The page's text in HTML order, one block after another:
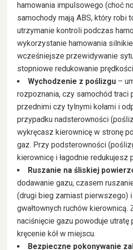
hamowania impulsowego (choć
samochody mają ABS, który robi
utrzymanie kontroli podczas
wykorzystanie hamowania
wcześniejsze przewidywanie
stopniowe redukowanie
Wychodzenie z poślizgu –
rozpoznania, czy samochód traci
przednimi czy tylnymi kołami i
przypadku nadsterowności
wykręcasz kierownicę w stronę
gaz. Przy podsterowności
kierownicę i łagodnie redukujesz
Ruszanie na śliskiej
dodawanie gazu, czasem
(drugi bieg zamiast pierwszego) i
gwałtownych ruchów kierownicą.
naciśnięcie gazu powoduje
kręcenie kół w miejscu.
Bezpieczne pokonywanie